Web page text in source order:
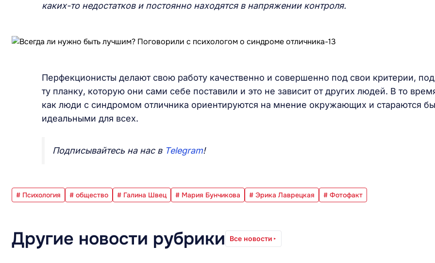
каких-то недостатков и постоянно находятся в напряжении контроля.
Перфекционисты делают свою работу качественно и совершенно под свои критерии, под
ту планку, которую они сами себе поставили и это не зависит от других людей. В то
как люди с синдромом отличника ориентируются на мнение окружающих и стараются
идеальными для всех.
Подписывайтесь на нас в Telegram!
# Психология # общество # Галина Швец # Мария Бунчикова # Эрика Лаврецкая # Фотофакт
Другие новости рубрики Все новости